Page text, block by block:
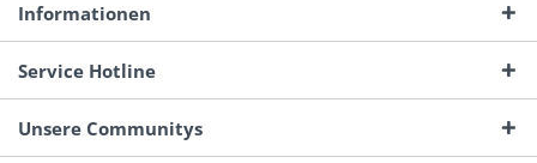
Informationen
Service Hotline
Unsere Communitys